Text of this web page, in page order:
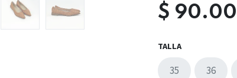
$
TALLA
35 36